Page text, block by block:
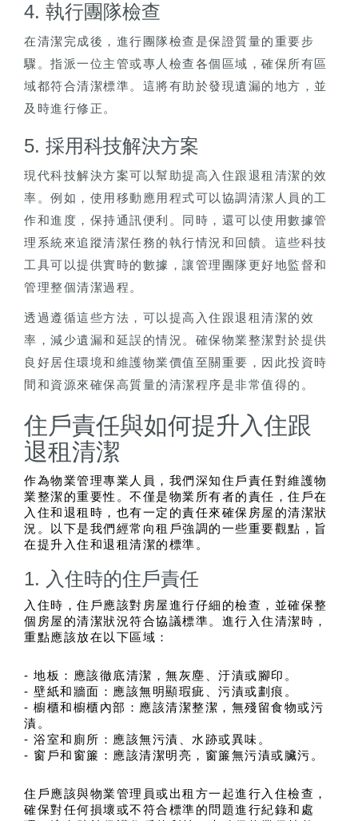
4. 執行團隊檢查
在清潔完成後，進行團隊檢查是保證質量的重要步
驟。指派一位主管或專人檢查各個區域，確保所有區
域都符合清潔標準。這將有助於發現遺漏的地方，並
及時進行修正。
5. 採用科技解決方案
現代科技解決方案可以幫助提高入住跟退租清潔的效
率。例如，使用移動應用程式可以協調清潔人員的工
作和進度，保持通訊便利。同時，還可以使用數據管
理系統來追蹤清潔任務的執行情況和回饋。這些科技
工具可以提供實時的數據，讓管理團隊更好地監督和
管理整個清潔過程。
透過遵循這些方法，可以提高入住跟退租清潔的效
率，減少遺漏和延誤的情況。確保物業整潔對於提供
良好居住環境和維護物業價值至關重要，因此投資時
間和資源來確保高質量的清潔程序是非常值得的。
住戶責任與如何提升入住跟
退租清潔
作為物業管理專業人員，我們深知住戶責任對維護物
業整潔的重要性。不僅是物業所有者的責任，住戶在
入住和退租時，也有一定的責任來確保房屋的清潔狀
況。以下是我們經常向租戶強調的一些重要觀點，旨
在提升入住和退租清潔的標準。
1. 入住時的住戶責任
入住時，住戶應該對房屋進行仔細的檢查，並確保整
個房屋的清潔狀況符合協議標準。進行入住清潔時，
重點應該放在以下區域：
- 地板：應該徹底清潔，無灰塵、汙漬或腳印。
- 壁紙和牆面：應該無明顯瑕疵、污漬或劃痕。
- 櫥櫃和櫥櫃內部：應該清潔整潔，無殘留食物或污
漬。
- 浴室和廁所：應該無污漬、水跡或異味。
- 窗戶和窗簾：應該清潔明亮，窗簾無污漬或臟污。
住戶應該與物業管理員或出租方一起進行入住檢查，
確保對任何損壞或不符合標準的問題進行紀錄和處